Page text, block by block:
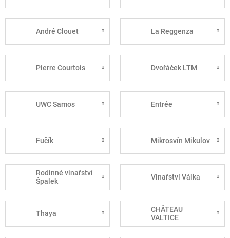
André Clouet La Reggenza
Pierre Courtois Dvořáček LTM
UWC Samos Entrée
Fučík Mikrosvín Mikulov
Rodinné vinařství
Špalek
Vinařství Válka
Thaya
CHÂTEAU
VALTICE